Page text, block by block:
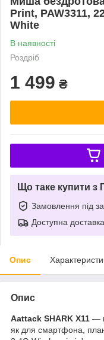
Print, PAW3311,
White
В наявності
Роздріб
1 499 ₴
Що таке купити з
Замовлення під
Доступна доставка
Опис
Опис
Aattack SHARK X11 —
як для смартфона,